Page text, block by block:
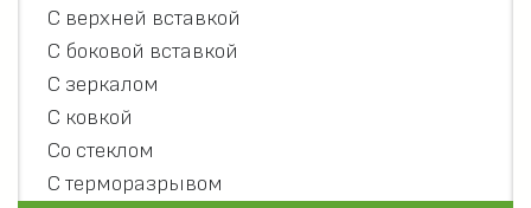
С верхней вставкой
С боковой вставкой
С зеркалом
С ковкой
Со стеклом
С терморазрывом